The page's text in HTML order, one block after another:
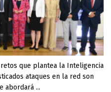
retos que plantea la Inteligencia
ataques en la red son
abordará ...